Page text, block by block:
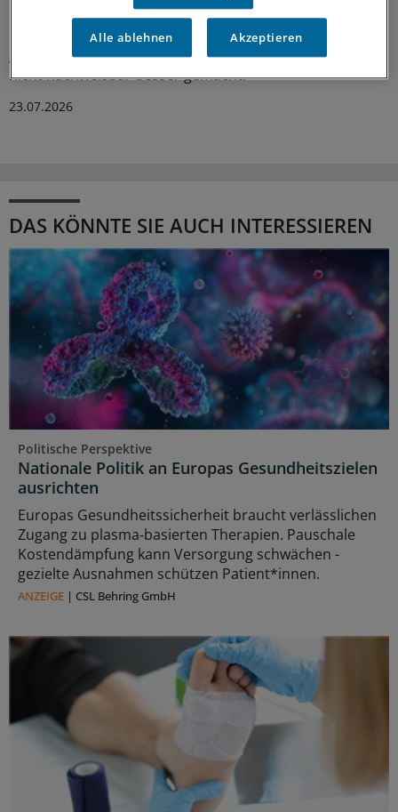
Die Bilanz des GKV-Spitzenverbandes nach zwei Jahren
Heilmittel-Blankoverordnung in der Ergotherapie fällt
gemischt aus. Sie habe die Versorgung teurer, aber
nicht nachweisbar besser gemacht.
23.07.2026
DAS KÖNNTE SIE AUCH INTERESSIEREN
Politische Perspektive
Nationale Politik an Europas Gesundheitszielen
ausrichten
Europas Gesundheitssicherheit braucht verlässlichen
Zugang zu plasma‑basierten Therapien. Pauschale
Kostendämpfung kann Versorgung schwächen -
gezielte Ausnahmen schützen Patient*innen.
ANZEIGE | CSL Behring GmbH
Alle ablehnen Akzeptieren